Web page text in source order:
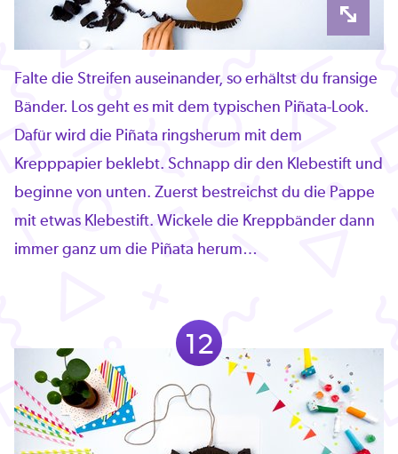
Falte die Streifen auseinander, so erhältst du fransige
Bänder. Los geht es mit dem typischen Piñata-Look.
Dafür wird die Piñata ringsherum mit dem
Krepppapier beklebt. Schnapp dir den Klebestift und
beginne von unten. Zuerst bestreichst du die Pappe
mit etwas Klebestift. Wickele die Kreppbänder dann
immer ganz um die Piñata herum…
12